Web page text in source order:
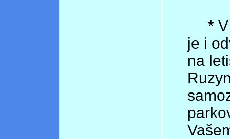
* V
je i
na